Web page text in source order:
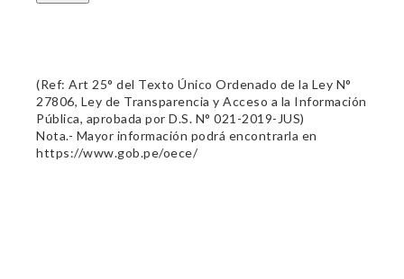
(Ref: Art 25° del Texto Único Ordenado de la Ley N°
27806, Ley de Transparencia y Acceso a la Información
Pública, aprobada por D.S. N° 021-2019-JUS)
Nota.- Mayor información podrá encontrarla en
https://www.gob.pe/oece/